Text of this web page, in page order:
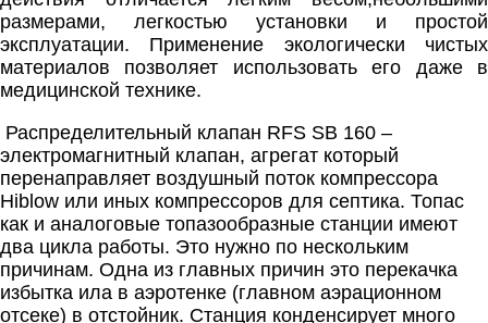
размерами, легкостью установки и простой
эксплуатации. Применение экологически чистых
материалов позволяет использовать его даже в
медицинской технике.
Распределительный клапан RFS SB 160 –
электромагнитный клапан, агрегат который
перенаправляет воздушный поток компрессора
Hiblow или иных компрессоров для септика. Топас
как и аналоговые топазообразные станции имеют
два цикла работы. Это нужно по нескольким
причинам. Одна из главных причин это перекачка
избытка ила в аэротенке (главном аэрационном
отсеке) в отстойник. Станция конденсирует много